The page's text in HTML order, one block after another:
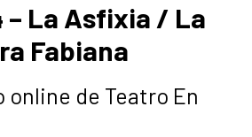
– La Asfixia / La
Fabiana
online de Teatro En